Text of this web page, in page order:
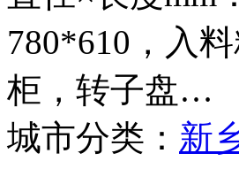
780*610，入
柜，转子盘…
城市分类： 新